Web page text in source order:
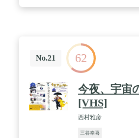
No.21 62
今夜、宇宙
[VHS]
西村雅彦
三谷幸喜